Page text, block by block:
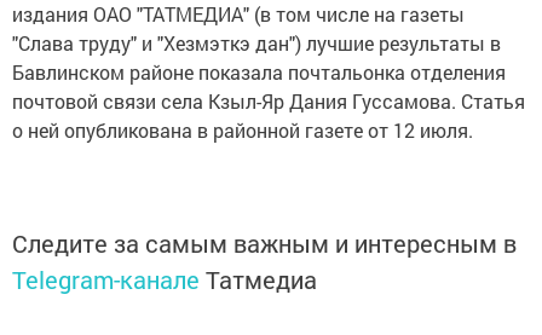
издания ОАО "ТАТМЕДИА" (в том числе на газеты
"Слава труду" и "Хезмэткэ дан") лучшие результаты в
Бавлинском районе показала почтальонка отделения
почтовой связи села Кзыл-Яр Дания Гуссамова. Статья
о ней опубликована в районной газете от 12 июля.
Следите за самым важным и интересным в
Telegram-канале Татмедиа